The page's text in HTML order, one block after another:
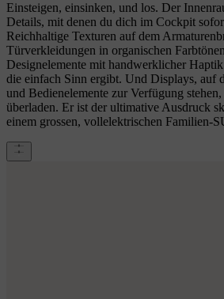
Einsteigen, einsinken, und los. Der
Details, mit denen du dich im Cockpit
Reichhaltige Texturen auf dem
Türverkleidungen in organischen
Designelemente mit handwerklicher
die einfach Sinn ergibt. Und Displays, auf
und Bedienelemente zur Verfügung
überladen. Er ist der ultimative Ausdruck
einem grossen, vollelektrischen Familien-